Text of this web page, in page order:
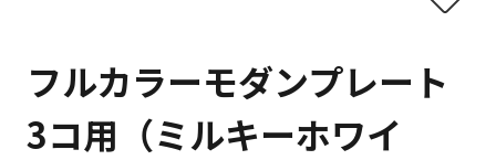
フルカラーモダンプレート
3コ用（ミルキーホワイ